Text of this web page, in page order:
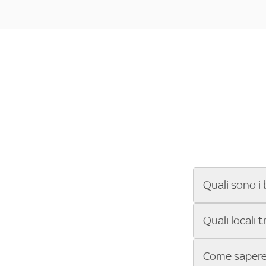
Quali sono i
Se cerchi un
ENILIVE, la
Sky Bar ti
Quali locali
Vuoi sapere
Come